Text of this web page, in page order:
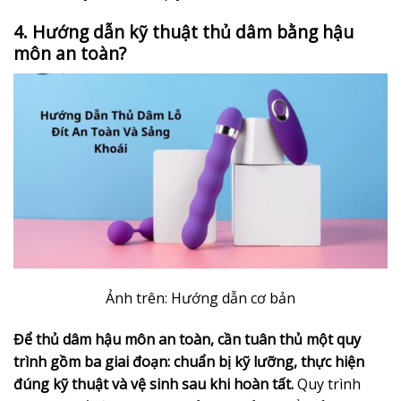
4. Hướng dẫn kỹ thuật thủ dâm bằng hậu
môn an toàn?
Ảnh trên: Hướng dẫn cơ bản
Để thủ dâm hậu môn an toàn, cần tuân thủ một quy
trình gồm ba giai đoạn: chuẩn bị kỹ lưỡng, thực hiện
đúng kỹ thuật và vệ sinh sau khi hoàn tất.Quy trình